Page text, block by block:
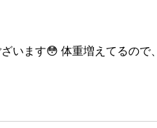
います😳 体重増えてるの